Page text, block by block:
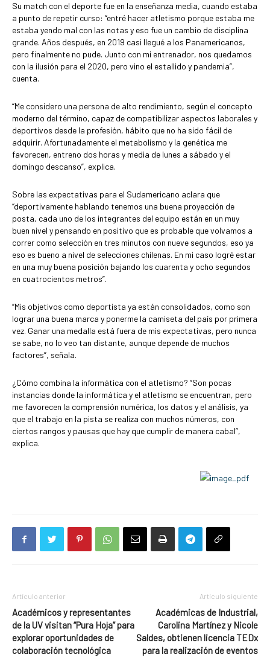
Su match con el deporte fue en la enseñanza media, cuando estaba
a punto de repetir curso: “entré hacer atletismo porque estaba me
estaba yendo mal con las notas y eso fue un cambio de disciplina
grande. Años después, en 2019 casi llegué a los Panamericanos,
pero finalmente no pude. Junto con mi entrenador, nos quedamos
con la ilusión para el 2020, pero vino el estallido y pandemia”,
cuenta.
“Me considero una persona de alto rendimiento, según el concepto
moderno del término, capaz de compatibilizar aspectos laborales y
deportivos desde la profesión, hábito que no ha sido fácil de
adquirir. Afortunadamente el metabolismo y la genética me
favorecen, entreno dos horas y media de lunes a sábado y el
domingo descanso”, explica.
Sobre las expectativas para el Sudamericano aclara que
“deportivamente hablando tenemos una buena proyección de
posta, cada uno de los integrantes del equipo están en un muy
buen nivel y pensando en positivo que es probable que volvamos a
correr como selección en tres minutos con nueve segundos, eso ya
eso es bueno a nivel de selecciones chilenas. En mi caso logré estar
en una muy buena posición bajando los cuarenta y ocho segundos
en cuatrocientos metros”.
“Mis objetivos como deportista ya están consolidados, como son
lograr una buena marca y ponerme la camiseta del país por primera
vez. Ganar una medalla está fuera de mis expectativas, pero nunca
se sabe, no lo veo tan distante, aunque depende de muchos
factores”, señala.
¿Cómo combina la informática con el atletismo? “Son pocas
instancias donde la informática y el atletismo se encuentran, pero
me favorecen la comprensión numérica, los datos y el análisis, ya
que el trabajo en la pista se realiza con muchos números, con
ciertos rangos y pausas que hay que cumplir de manera cabal”,
explica.
Artículo anterior
Académicos y representantes
de la UV visitan “Pura Hoja” para
explorar oportunidades de
colaboración tecnológica
Artículo siguiente
Académicas de Industrial,
Carolina Martínez y Nicole
Saldes, obtienen licencia TEDx
para la realización de eventos